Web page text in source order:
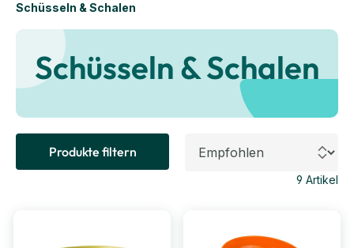
Schüsseln & Schalen
Schüsseln & Schalen
Produkte filtern
9 Artikel